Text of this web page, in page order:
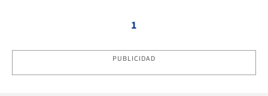
1
PUBLICIDAD